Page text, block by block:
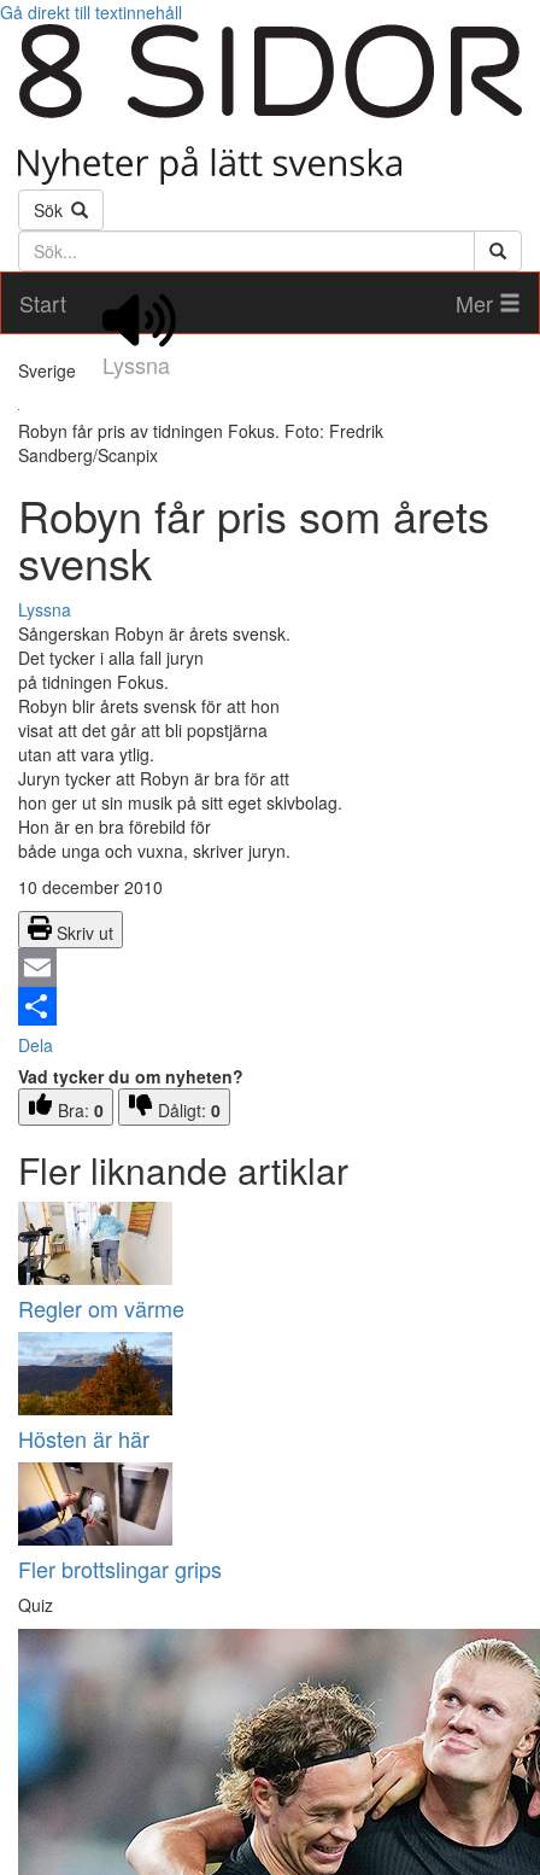
Gå direkt till textinnehåll
Sök
Söktext
Start
Lyssna
Mer
Sverige
Robyn får pris av tidningen Fokus. Foto: Fredrik
Sandberg/Scanpix
Robyn får pris som årets
svensk
Lyssna
Sångerskan Robyn är årets svensk.
Det tycker i alla fall juryn
på tidningen Fokus.
Robyn blir årets svensk för att hon
visat att det går att bli popstjärna
utan att vara ytlig.
Juryn tycker att Robyn är bra för att
hon ger ut sin musik på sitt eget skivbolag.
Hon är en bra förebild för
både unga och vuxna, skriver juryn.
10 december 2010
Skriv ut
Email
Dela
Vad tycker du om nyheten?
Bra: 0 Dåligt: 0
Fler liknande artiklar
Regler om värme
Hösten är här
Fler brottslingar grips
Quiz